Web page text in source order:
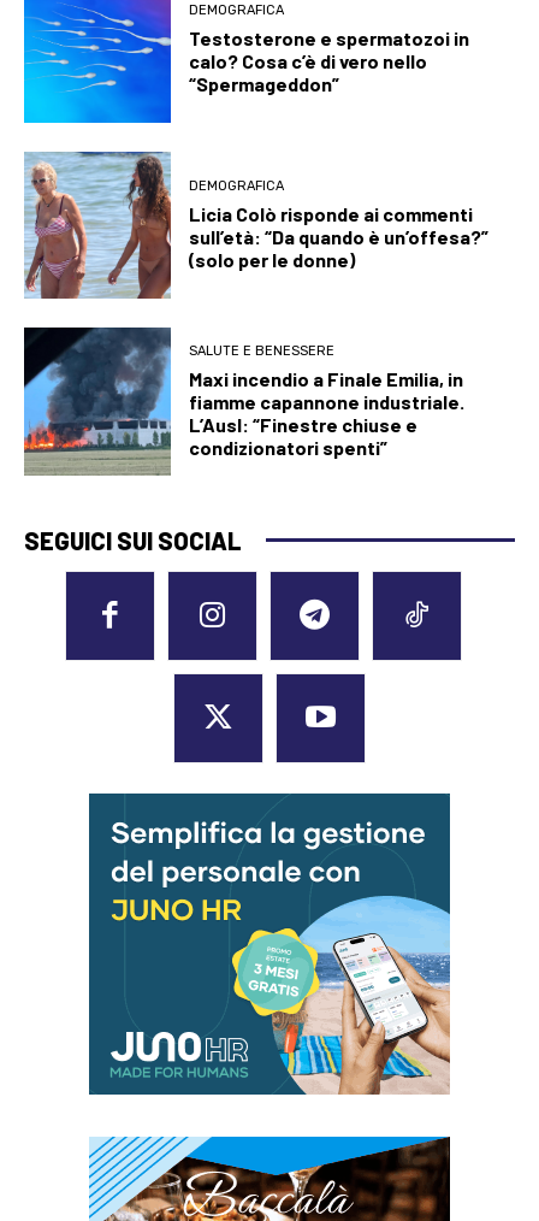
DEMOGRAFICA
Testosterone e spermatozoi in
calo? Cosa c’è di vero nello
“Spermageddon”
DEMOGRAFICA
Licia Colò risponde ai commenti
sull’età: “Da quando è un’offesa?”
(solo per le donne)
SALUTE E BENESSERE
Maxi incendio a Finale Emilia, in
fiamme capannone industriale.
L’Ausl: “Finestre chiuse e
condizionatori spenti”
SEGUICI SUI SOCIAL